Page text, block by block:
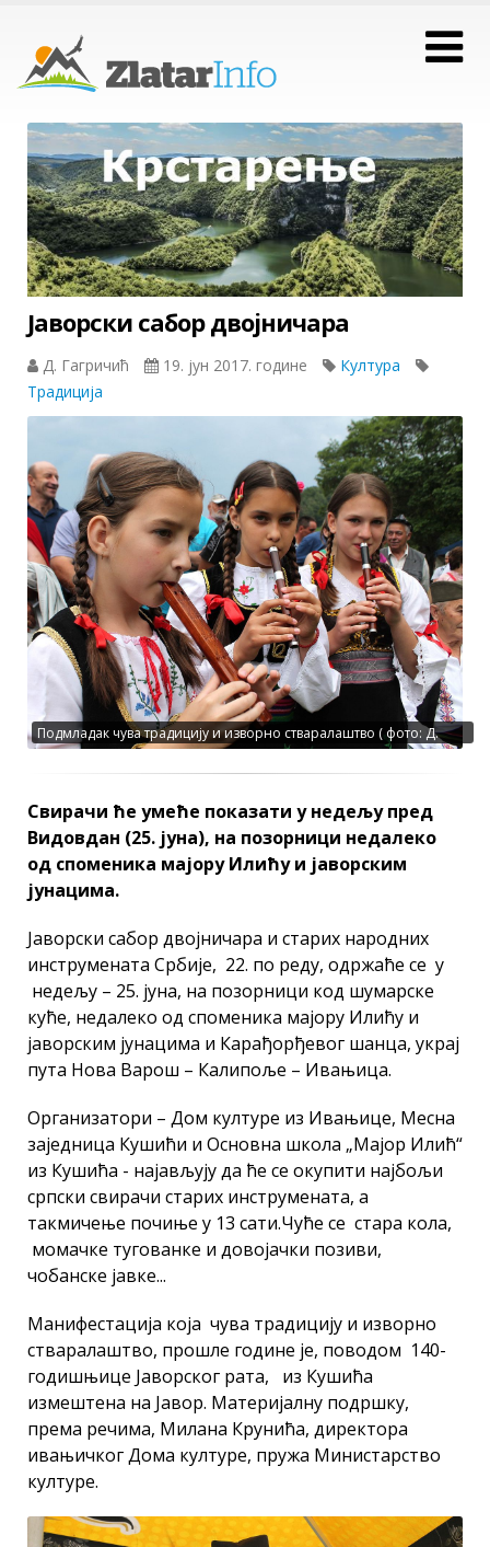
Јаворски сабор двојничара
Д. Гагричић 19. јун 2017. године
Култура
Традиција
Подмладак чува традицију и изворно стваралаштво ( фото: Д.
Свирачи ће умеће показати у недељу пред
Видовдан (25. јуна), на позорници недалеко
од споменика мајору Илићу и јаворским
јунацима.
Јаворски сабор двојничара и старих народних
инструмената Србије, 22. по реду, одржаће се у
недељу – 25. јуна, на позорници код шумарске
куће, недалеко од споменика мајору Илићу и
јаворским јунацима и Карађорђевог шанца, украј
пута Нова Варош – Калипоље – Ивањица.
Организатори – Дом културе из Ивањице, Месна
заједница Кушићи и Основна школа „Мајор Илић“
из Кушића - најављују да ће се окупити најбољи
српски свирачи старих инструмената, а
такмичење почиње у 13 сати.Чуће се стара кола,
момачке тугованке и довојачки позиви,
чобанске јавке...
Манифестација која чува традицију и изворно
стваралаштво, прошле године је, поводом 140-
годишњице Јаворског рата, из Кушића
измештена на Јавор. Материјалну подршку,
према речима, Милана Крунића, директора
ивањичког Дома културе, пружа Министарство
културе.